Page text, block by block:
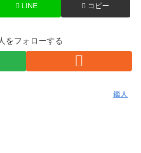
LINE コピー
をフォローする
鑑人